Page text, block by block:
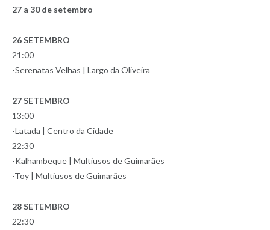
27 a 30 de setembro
26 SETEMBRO
21:00
-Serenatas Velhas | Largo da Oliveira
27 SETEMBRO
13:00
-Latada | Centro da Cidade
22:30
-Kalhambeque | Multiusos de Guimarães
-Toy | Multiusos de Guimarães
28 SETEMBRO
22:30